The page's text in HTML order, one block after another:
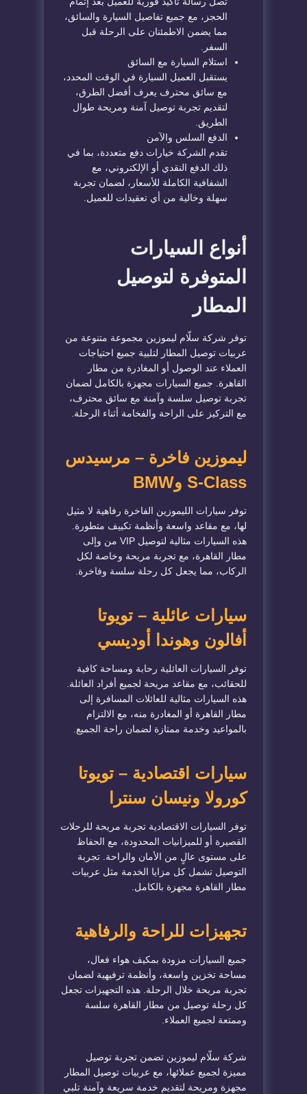
الحجز، مع جميع تفاصيل السيارة والسائق،
مما يضمن الاطمئنان على الرحلة قبل
السفر.
استلام السيارة مع السائق
يستقبل العميل السيارة في الوقت المحدد،
مع سائق محترف يعرف أفضل الطرق،
لتقديم تجربة توصيل آمنة ومريحة طوال
الطريق.
الدفع السلس والآمن
تقدم الشركة خيارات دفع متعددة، بما في
ذلك الدفع النقدي أو الإلكتروني، مع
الشفافية الكاملة للأسعار، لضمان تجربة
سهلة وخالية من أي تعقيدات للعميل.
أنواع السيارات
المتوفرة لتوصيل
المطار
توفر شركة سلّام ليموزين مجموعة متنوعة من
عربيات توصيل المطار لتلبية جميع احتياجات
العملاء عند الوصول أو المغادرة من مطار
القاهرة. جميع السيارات مجهزة بالكامل لضمان
تجربة توصيل سلسة وآمنة مع سائق محترف،
مع التركيز على الراحة والفخامة أثناء الرحلة.
ليموزين فاخرة – مرسيدس
S-Class وBMW
توفر سيارات الليموزين الفاخرة رفاهية لا مثيل
لها، مع مقاعد واسعة وأنظمة تكييف متطورة.
هذه السيارات مثالية لتوصيل VIP من وإلى
مطار القاهرة، مع تجربة مريحة وخاصة لكل
الركاب، مما يجعل كل رحلة سلسة وفاخرة.
سيارات عائلية – تويوتا
أفالون وهوندا أوديسي
توفر السيارات العائلية رحابة ومساحة كافية
للحقائب، مع مقاعد مريحة لجميع أفراد العائلة.
هذه السيارات مثالية للعائلات المسافرة إلى
مطار القاهرة أو المغادرة منه، مع الالتزام
بالمواعيد وخدمة ممتازة لضمان راحة الجميع.
سيارات اقتصادية – تويوتا
كورولا ونيسان سنترا
توفر السيارات الاقتصادية تجربة مريحة للرحلات
القصيرة أو للميزانيات المحدودة، مع الحفاظ
على مستوى عالٍ من الأمان والراحة. تجربة
التوصيل تشمل كل مزايا الخدمة مثل عربيات
مطار القاهرة مجهزة بالكامل.
تجهيزات للراحة والرفاهية
جميع السيارات مزودة بمكيف هواء فعال،
مساحة تخزين واسعة، وأنظمة ترفيهية لضمان
تجربة مريحة خلال الرحلة. هذه التجهيزات تجعل
كل رحلة توصيل من مطار القاهرة سلسة
وممتعة لجميع العملاء.
شركة سلّام ليموزين تضمن تجربة توصيل
مميزة لجميع عملائها، مع عربيات توصيل المطار
مجهزة ومريحة لتقديم خدمة سريعة وآمنة تلبي